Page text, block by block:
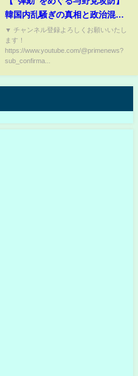
韓国内乱騒ぎの真相と政治混乱
の行方 鈴置高史×真田幸光
2024/12/9放送＜前編＞
▼ チャンネル登録よろしくお願いいたし
ます！
https://www.youtube.com/@primenews?
sub_confirma...